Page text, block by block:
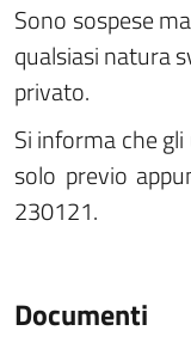
Sono sospese
qualsiasi natura
privato.
Si informa che
solo previo
230121.
Documenti